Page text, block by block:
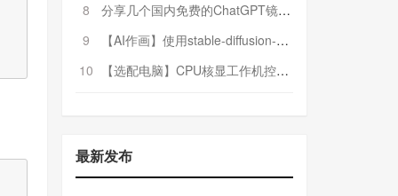
8
分享几个国内免费的ChatGPT镜像网址(亲测有效-4月25日更新)
9
【AI作画】使用stable-diffusion-webui搭建AI作画平台
10
【选配电脑】CPU核显工作机控制预算5000
最新发布